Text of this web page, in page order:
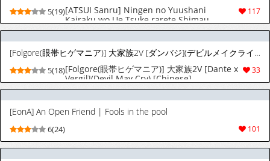
117
5(19)[ATSUI Sanru] Ningen no Yuushani
Kairaku wo Ue Tsuke rarete Shimau
Shokushu Mazoku no Hanashi Bangai-hen
︱被人类勇者强行植入快感的触手魔族的故事
番外篇 [Chinese][全1话]
[Folgore(眼帯ヒゲマニア)] 大家族2V [ダンバジ](デビルメイクライ) [中国翻訳]
33
5(18)[Folgore(眼帯ヒゲマニア)] 大家族2V [Dante x
Vergil](Devil May Cry) [Chinese]
[EonA] An Open Friend | Fools in the pool
101
6(24)